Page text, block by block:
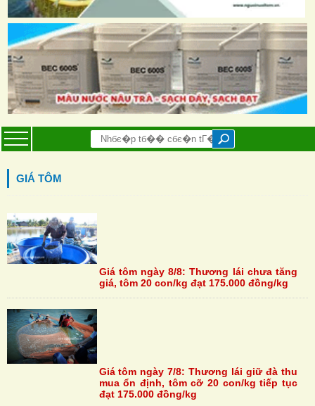
GIÁ TÔM
Giá tôm ngày 8/8: Thương lái chưa tăng
giá, tôm 20 con/kg đạt 175.000 đồng/kg
Giá tôm ngày 7/8: Thương lái giữ đà thu
mua ổn định, tôm cỡ 20 con/kg tiếp tục
đạt 175.000 đồng/kg